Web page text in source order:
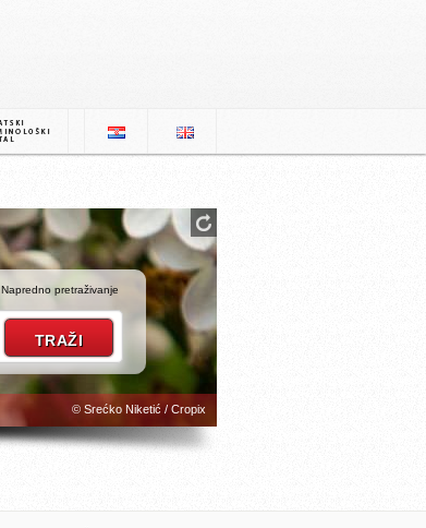
Napredno pretraživanje
© Srećko Niketić / Cropix